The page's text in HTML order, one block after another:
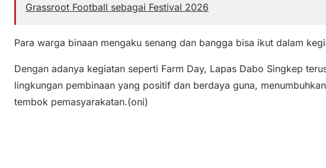
Grassroot Football sebagai Festival 2026
Para warga binaan mengaku senang dan bangga bisa ikut dalam
Dengan adanya kegiatan seperti Farm Day, Lapas Dabo Singkep
lingkungan pembinaan yang positif dan berdaya guna,
tembok pemasyarakatan.(oni)